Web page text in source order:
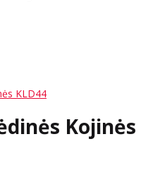
KLD44
Kojinės